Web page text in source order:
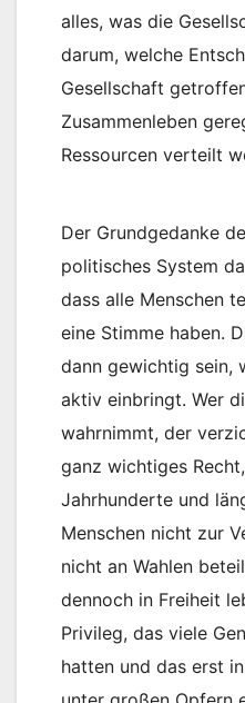
alles, was die
darum, welche
Gesellschaft
Zusammenleben
Ressourcen verteilt
Der Grundgedanke
politisches System
dass alle Menschen
eine Stimme haben.
dann gewichtig sein,
aktiv einbringt. Wer
wahrnimmt, der
ganz wichtiges
Jahrhunderte und
Menschen nicht zur
nicht an Wahlen
dennoch in Freiheit
Privileg, das viele
hatten und das erst